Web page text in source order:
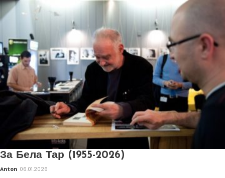
За Бела Тар (1955-2026)
Anton 06.01.2026